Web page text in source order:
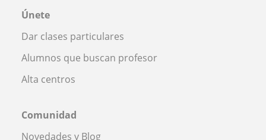
Únete
Dar clases particulares
Alumnos que buscan profesor
Alta centros
Comunidad
Novedades y Blog